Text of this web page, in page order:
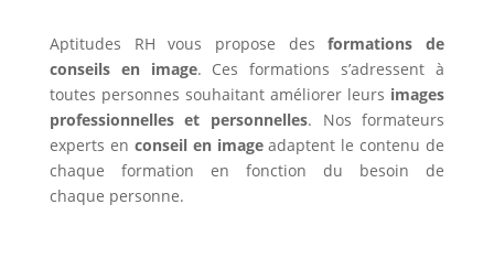
Aptitudes RH vous propose desformations de
conseils en image. Ces formations s’adressent à
toutes personnes souhaitant améliorer leurs images
professionnelles et personnelles. Nos formateurs
experts en conseil en imageadaptent le contenu de
chaque formation en fonction du besoin de
chaque personne.